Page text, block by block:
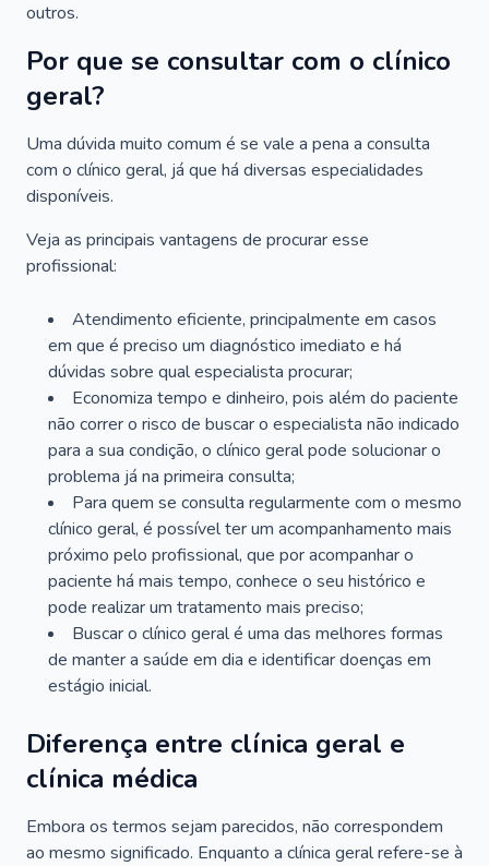
outros.
Por que se consultar com o clínico
geral?
Uma dúvida muito comum é se vale a pena a consulta
com o clínico geral, já que há diversas especialidades
disponíveis.
Veja as principais vantagens de procurar esse
profissional:
Atendimento eficiente, principalmente em casos
em que é preciso um diagnóstico imediato e há
dúvidas sobre qual especialista procurar;
Economiza tempo e dinheiro, pois além do paciente
não correr o risco de buscar o especialista não indicado
para a sua condição, o clínico geral pode solucionar o
problema já na primeira consulta;
Para quem se consulta regularmente com o mesmo
clínico geral, é possível ter um acompanhamento mais
próximo pelo profissional, que por acompanhar o
paciente há mais tempo, conhece o seu histórico e
pode realizar um tratamento mais preciso;
Buscar o clínico geral é uma das melhores formas
de manter a saúde em dia e identificar doenças em
estágio inicial.
Diferença entre clínica geral e
clínica médica
Embora os termos sejam parecidos, não correspondem
ao mesmo significado. Enquanto a clínica geral refere-se à